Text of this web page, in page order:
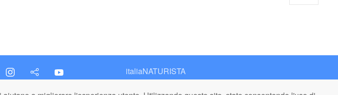
italiaNATURISTA
Editore e Redazione